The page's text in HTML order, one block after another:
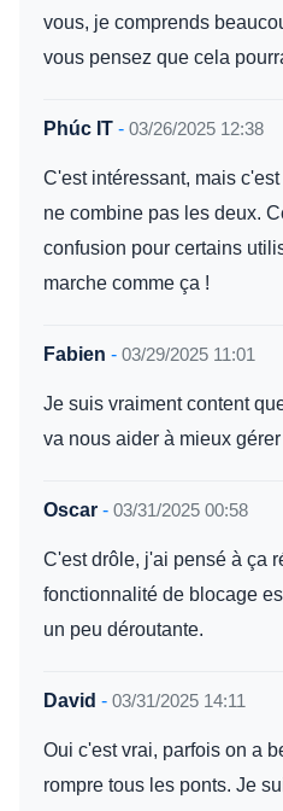
vous, je comprends
vous pensez que cela
Phúc IT - 03/26/2025 12:38
C'est intéressant, mais
ne combine pas les deux.
confusion pour certains
marche comme ça !
Fabien - 03/29/2025 11:01
Je suis vraiment content
va nous aider à mieux
Oscar - 03/31/2025 00:58
C'est drôle, j'ai pensé à ça
fonctionnalité de blocage
un peu déroutante.
David - 03/31/2025 14:11
Oui c'est vrai, parfois on a
rompre tous les ponts. Je